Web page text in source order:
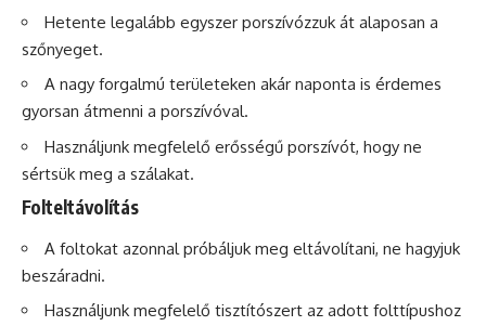
Hetente legalább egyszer porszívózzuk át alaposan a
szőnyeget.
A nagy forgalmú területeken akár naponta is érdemes
gyorsan átmenni a porszívóval.
Használjunk megfelelő erősségű porszívót, hogy ne
sértsük meg a szálakat.
Folteltávolítás
A foltokat azonnal próbáljuk meg eltávolítani, ne hagyjuk
beszáradni.
Használjunk megfelelő tisztítószert az adott folttípushoz